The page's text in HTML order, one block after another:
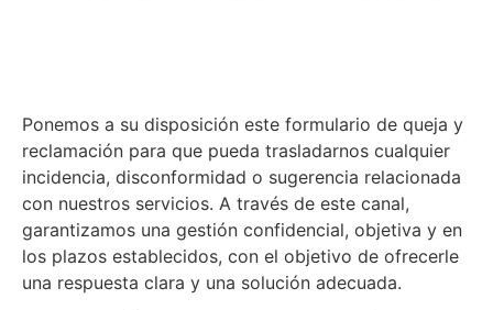
Ponemos a su disposición este formulario de queja y
reclamación para que pueda trasladarnos cualquier
incidencia, disconformidad o sugerencia relacionada
con nuestros servicios. A través de este canal,
garantizamos una gestión confidencial, objetiva y en
los plazos establecidos, con el objetivo de ofrecerle
una respuesta clara y una solución adecuada.